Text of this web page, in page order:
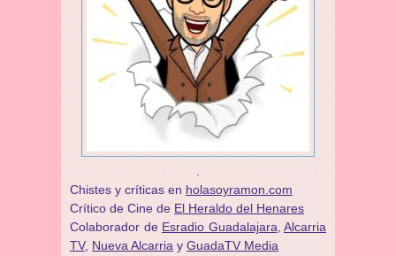
Chistes y críticas en holasoyramon.com
Crítico de Cine de El Heraldo del Henares
​​Colaborador de Esradio Guadalajara Alcarria
TV, Nueva Alcarria y GuadaTV Media